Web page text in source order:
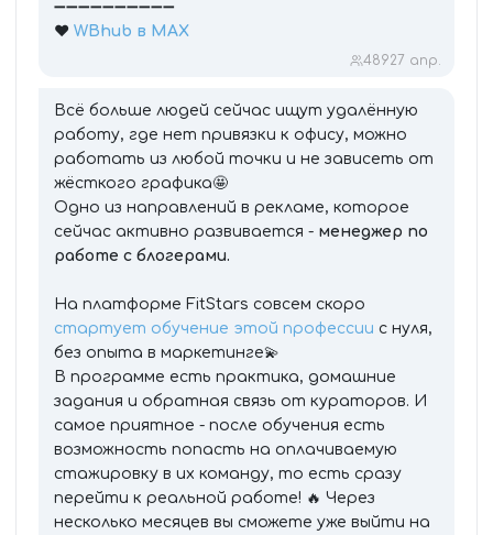
➖➖➖➖➖➖➖➖➖➖
❤️ WBhub в МАХ
48927 апр.
Всё больше людей сейчас ищут удалённую
работу, где нет привязки к офису, можно
работать из любой точки и не зависеть от
жёсткого графика🤩
Одно из направлений в рекламе, которое
сейчас активно развивается - менеджер по
работе с блогерами.
На платформе FitStars совсем скоро
стартует обучение этой профессии с нуля,
без опыта в маркетинге💫
В программе есть практика, домашние
задания и обратная связь от кураторов. И
самое приятное - после обучения есть
возможность попасть на оплачиваемую
стажировку в их команду, то есть сразу
перейти к реальной работе! 🔥 Через
несколько месяцев вы сможете уже выйти на